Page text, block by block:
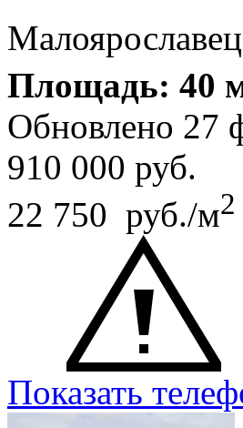
Малоярославец
Площадь: 40
Обновлено 27
910 000 руб.
22 750 руб./м2
Показать